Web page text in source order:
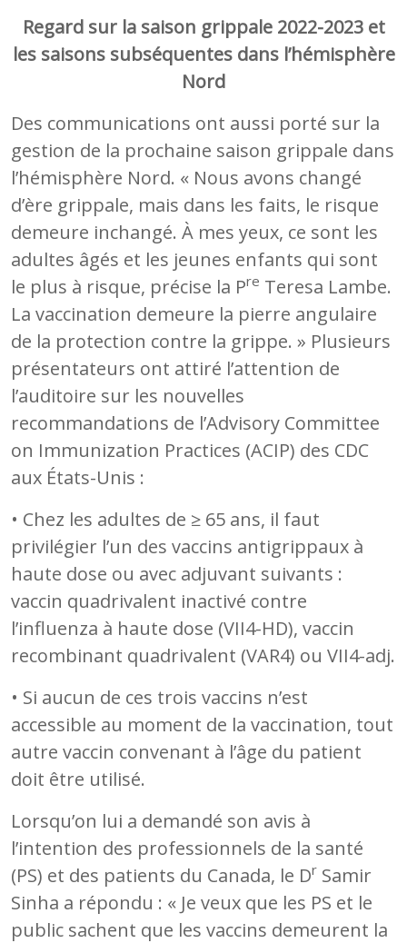
Regard sur la saison grippale 2022-2023 et
les saisons subséquentes dans l’hémisphère
Nord
Des communications ont aussi porté sur la
gestion de la prochaine saison grippale dans
l’hémisphère Nord. « Nous avons changé
d’ère grippale, mais dans les faits, le risque
demeure inchangé. À mes yeux, ce sont les
adultes âgés et les jeunes enfants qui sont
le plus à risque, précise la Pre Teresa Lambe.
La vaccination demeure la pierre angulaire
de la protection contre la grippe. » Plusieurs
présentateurs ont attiré l’attention de
l’auditoire sur les nouvelles
recommandations de l’Advisory Committee
on Immunization Practices (ACIP) des CDC
aux États-Unis :
• Chez les adultes de ≥ 65 ans, il faut
privilégier l’un des vaccins antigrippaux à
haute dose ou avec adjuvant suivants :
vaccin quadrivalent inactivé contre
l’influenza à haute dose (VII4-HD), vaccin
recombinant quadrivalent (VAR4) ou VII4-adj.
• Si aucun de ces trois vaccins n’est
accessible au moment de la vaccination, tout
autre vaccin convenant à l’âge du patient
doit être utilisé.
Lorsqu’on lui a demandé son avis à
l’intention des professionnels de la santé
(PS) et des patients du Canada, le Dr Samir
Sinha a répondu : « Je veux que les PS et le
public sachent que les vaccins demeurent la